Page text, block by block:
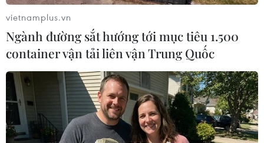
vietnamplus.vn
Ngành đường sắt hướng tới mục tiêu 1.500
container vận tải liên vận Trung Quốc